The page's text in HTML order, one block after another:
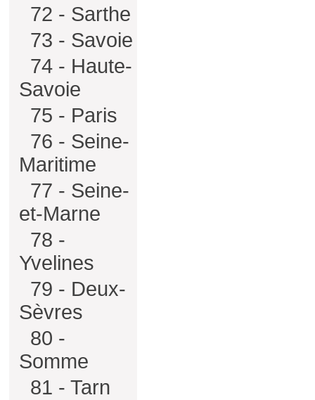
72 - Sarthe
73 - Savoie
74 - Haute-
Savoie
75 - Paris
76 - Seine-
Maritime
77 - Seine-
et-Marne
78 -
Yvelines
79 - Deux-
Sèvres
80 -
Somme
81 - Tarn